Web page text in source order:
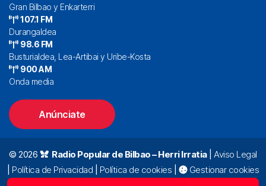
Gran Bilbao y Enkarterri
107.1 FM
Durangaldea
98.6 FM
Busturialdea, Lea-Artibai y Uribe-Kosta
900 AM
Onda media
Anúnciate
© 2026 Radio Popular de Bilbao – Herri Irratia| Aviso Legal
Política de Privacidad Política de cookies
Gestionar cookies